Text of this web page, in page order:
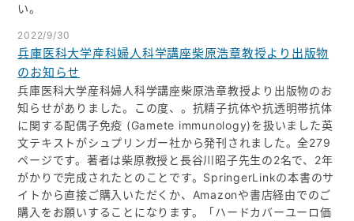
い。
2022/9/30
兵庫医科大学産科婦人科学講座柴原浩章教授より出版物
のお知らせ
兵庫医科大学産科婦人科学講座柴原浩章教授より出版物のお
知らせがありました。この度、。抗精子抗体や抗透明帯抗体
に関する配偶子免疫 (Gamete immunology)を扱いました英
文テキストがシュプリンガー社から発刊されました。全279
ページです。著者は柴原教授と長谷川昭子先生の2名で、2年
がかりで完成されたとのことです。SpringerLinkの本書のサ
イトから直接ご購入いただくか、Amazonや書店経由でのご
購入をお願いすることになります。「ハードカバーユーロ価